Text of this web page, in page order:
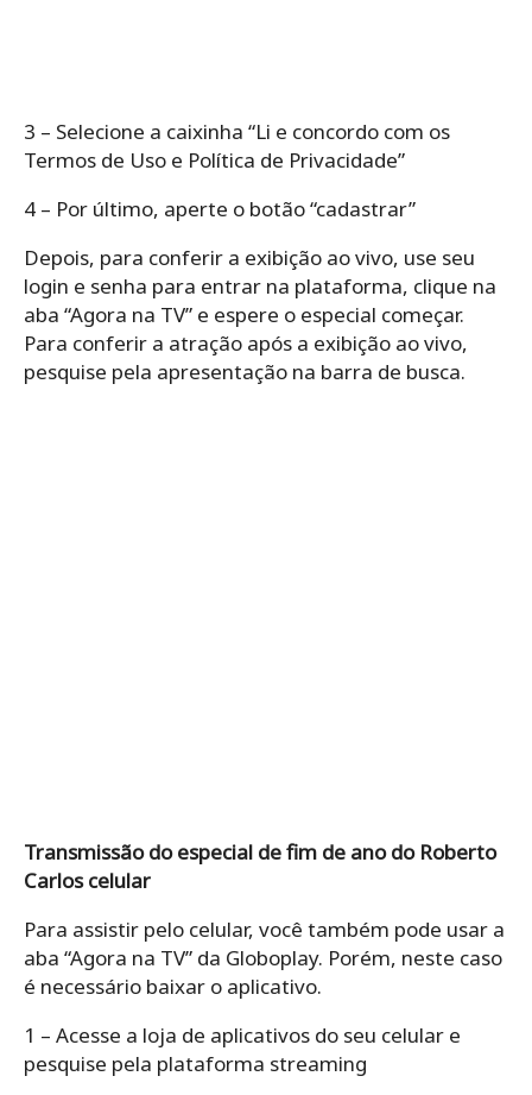
3 – Selecione a caixinha “Li e concordo com os
Termos de Uso e Política de Privacidade”
4 – Por último, aperte o botão “cadastrar”
Depois, para conferir a exibição ao vivo, use seu
login e senha para entrar na plataforma, clique na
aba “Agora na TV” e espere o especial começar.
Para conferir a atração após a exibição ao vivo,
pesquise pela apresentação na barra de busca.
Transmissão do especial de fim de ano do Roberto
Carlos celular
Para assistir pelo celular, você também pode usar a
aba “Agora na TV” da Globoplay. Porém, neste caso
é necessário baixar o aplicativo.
1 – Acesse a loja de aplicativos do seu celular e
pesquise pela plataforma streaming